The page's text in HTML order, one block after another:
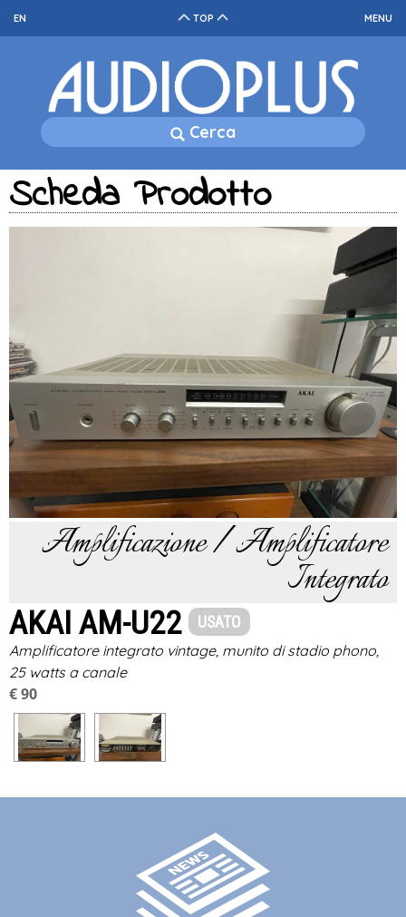
TOP MENU
EN
Cerca
Scheda Prodotto
Amplificazione / Amplificatore
Integrato
AKAI AM-U22 USATO
Amplificatore integrato vintage, munito di stadio phono,
25 watts a canale
€ 90